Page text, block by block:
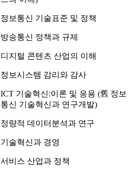
정보통신 기술표준 및 정책
방송통신 정책과 규제
디지털 콘텐츠 산업의 이해
정보시스템 감리와 감사
ICT 기술혁신:이론 및 응용 (舊 정보
통신 기술혁신과 연구개발)
정량적 데이터분석과 연구
기술혁신과 경영
서비스 산업과 정책